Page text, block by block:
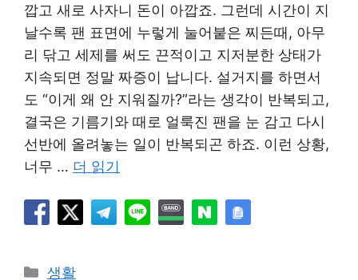
깝고 새로 사자니 돈이 아깝죠. 그런데 시간이 지
날수록 팬 표면에 누렇게 눌어붙은 찌든때, 아무
리 닦고 세제를 써도 끈적이고 지저분한 상태가
지속되면 정말 짜증이 납니다. 설거지를 하면서
도 “이게 왜 안 지워질까?”라는 생각이 반복되고,
결국은 기름기와 때로 얼룩진 팬을 눈 감고 다시
선반에 올려놓는 일이 반복되곤 하죠. 이런 상황,
너무 … 더 읽기
카
생활